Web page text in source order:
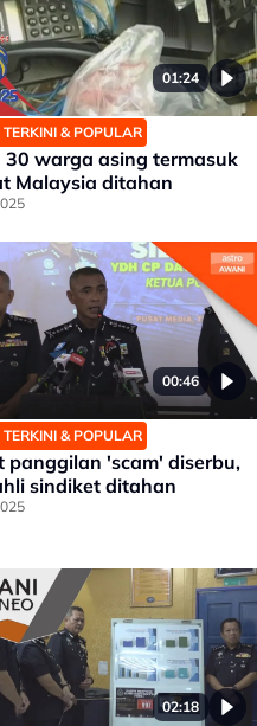
01:24
& POPULAR
30 warga asing termasuk
Malaysia ditahan
00:46
& POPULAR
panggilan 'scam' diserbu,
sindiket ditahan
02:18